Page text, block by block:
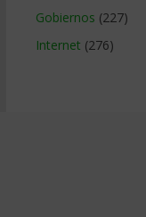
Gobiernos (227)
Internet (276)